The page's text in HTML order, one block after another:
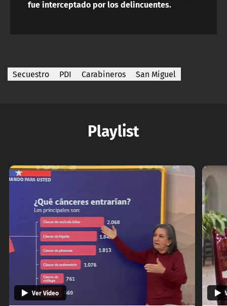
fue interceptado por los delincuentes.
Secuestro PDI Carabineros San Miguel
Playlist
Ver Video